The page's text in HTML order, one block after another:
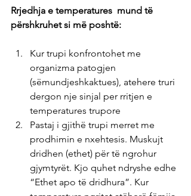
Rrjedhja e temperatures  mund të
përshkruhet si më poshtë:
Kur trupi konfrontohet me
organizma patogjen
(sëmundjeshkaktues), atehere truri
dergon nje sinjal per rritjen e
temperatures trupore
Pastaj i gjithë trupi merret me
prodhimin e nxehtesis. Muskujt
dridhen (ethet) për të ngrohur
gjymtyrët. Kjo quhet ndryshe edhe
“Ethet apo të dridhura”. Kur